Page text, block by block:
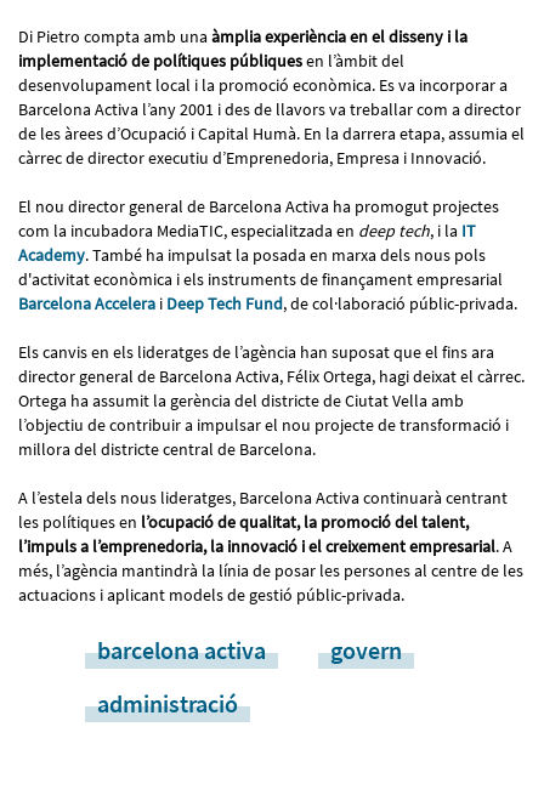
Di Pietro compta amb una àmplia experiència en el disseny i la
implementació de polítiques públiquesen l’àmbit del
desenvolupament local i la promoció econòmica. Es va incorporar a
Barcelona Activa l’any 2001 i des de llavors va treballar com a director
de les àrees d’Ocupació i Capital Humà. En la darrera etapa, assumia el
càrrec de director executiu d’Emprenedoria, Empresa i Innovació.
El nou director general de Barcelona Activa ha promogut projectes
com la incubadora MediaTIC, especialitzada en deep tech, i la IT
Academy. També ha impulsat la posada en marxa dels nous pols
d'activitat econòmica i els instruments de finançament empresarial
Barcelona Accelera i Deep Tech Fund, de col·laboració públic-privada.
Els canvis en els lideratges de l’agència han suposat que el fins ara
director general de Barcelona Activa, Félix Ortega, hagi deixat el càrrec.
Ortega ha assumit la gerència del districte de Ciutat Vella amb
l’objectiu de contribuir a impulsar el nou projecte de transformació i
millora del districte central de Barcelona.
A l’estela dels nous lideratges, Barcelona Activa continuarà centrant
les polítiques en l’ocupació de qualitat, la promoció del talent,
l’impuls a l’emprenedoria, la innovació i el creixement empresarial. A
més, l’agència mantindrà la línia de posar les persones al centre de les
actuacions i aplicant models de gestió públic-privada.
barcelona activa
govern
administració